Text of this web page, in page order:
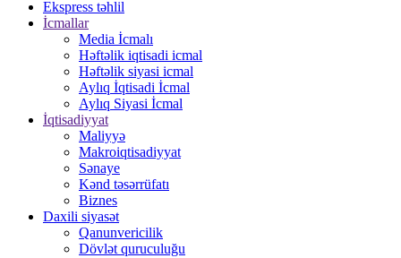
Ekspress təhlil
İcmallar
Media İcmalı
Həftəlik iqtisadi icmal
Həftəlik siyasi icmal
Aylıq İqtisadi İcmal
Aylıq Siyasi İcmal
İqtisadiyyat
Maliyyə
Makroiqtisadiyyat
Sənaye
Kənd təsərrüfatı
Biznes
Daxili siyasət
Qanunvericilik
Dövlət quruculuğu